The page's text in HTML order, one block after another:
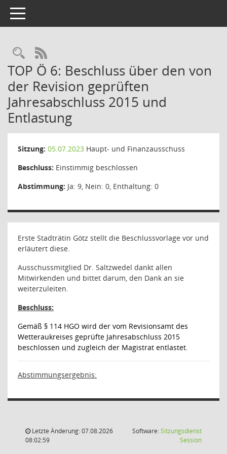
Toggle navigation
Rechercheauswahl
RSS-Feed
TOP Ö 6: Beschluss über den von
der Revision geprüften
Jahresabschluss 2015 und
Entlastung
Sitzung: 05.07.2023 Haupt- und Finanzausschuss
Beschluss: Einstimmig beschlossen
Abstimmung: Ja: 9, Nein: 0, Enthaltung: 0
Erste Stadträtin Götz stellt die Beschlussvorlage vor und
erläutert diese.
Ausschussmitglied Dr. Saltzwedel dankt allen
Mitwirkenden und bittet darum, den Dank an sie
weiterzuleiten.
Beschluss:
Gemäß § 114 HGO wird der vom Revisionsamt des
Wetteraukreises geprüfte Jahresabschluss 2015
beschlossen und zugleich der Magistrat entlastet.
Abstimmungsergebnis:
Letzte Änderung: 07.08.2026
08:02:59
Software:Sitzungsdienst
Session(Wird in